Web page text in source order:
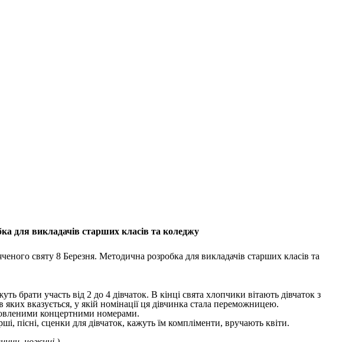
для викладачів старших класів та коледжу
брати участь від 2 до 4 дівчаток. В кінці свята хлопчики вітають дівчаток з
вказується, у якій номінації ця дівчинка стала переможницею.
концертними номерами.
пісні, сценки для дівчаток, кажуть їм компліменти, вручають квіти.